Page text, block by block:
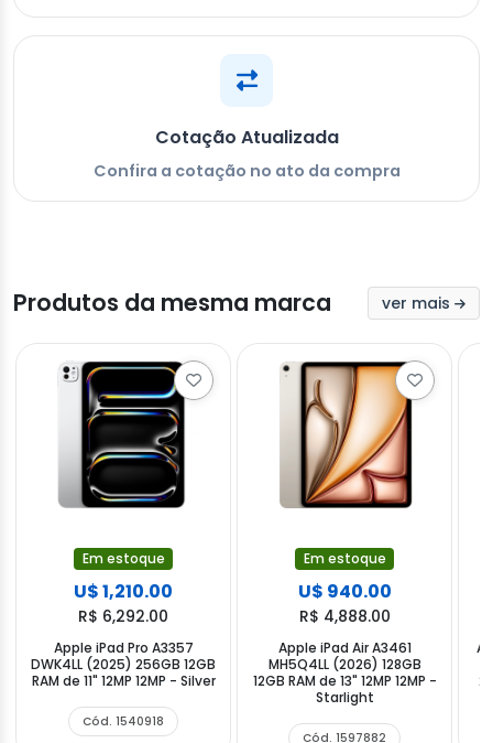
Cotação Atualizada
Confira a cotação no ato da compra
Produtos da mesma marca ver mais
Em estoque
U$ 1,210.00
R$ 6,292.00
Apple iPad Pro A3357
DWK4LL (2025) 256GB 12GB
RAM de 11" 12MP 12MP - Silver
Cód. 1540918
Em estoque
U$ 940.00
R$ 4,888.00
Apple iPad Air A3461
MH5Q4LL (2026) 128GB
12GB RAM de 13" 12MP 12MP -
Starlight
Cód. 1597882